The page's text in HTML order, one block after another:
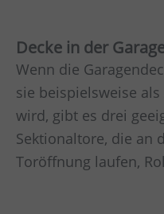
Decke in der
Wenn die
sie beispielsweise
wird, gibt es drei
Sektionaltore, die an
Toröffnung laufen,